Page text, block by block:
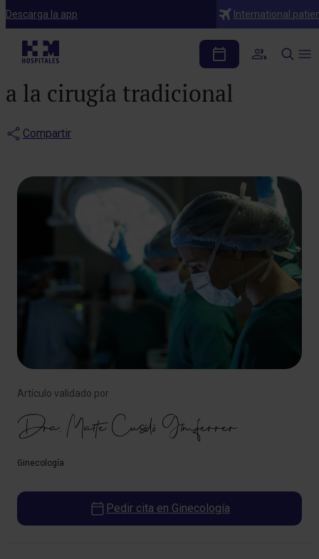
Descarga la app International
Blog
Cirugía robótica del
suelo pélvico: ventajas frente
a la cirugía tradicional
Compartir
Artículo validado por
Dra. Maite Cusidó Gimferrer
Ginecología
Pedir cita en Ginecología